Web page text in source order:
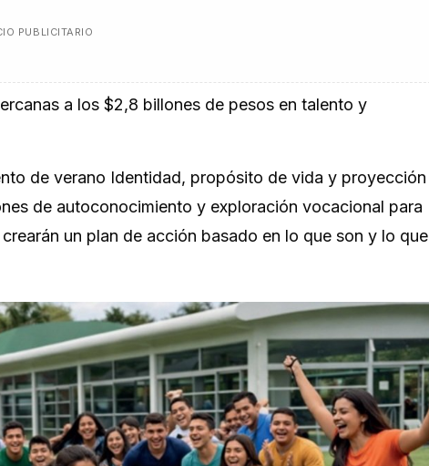
PUBLICITARIO
a los $2,8 billones de pesos en talento y
de verano Identidad, propósito de vida y proyección
de autoconocimiento y exploración vocacional para
un plan de acción basado en lo que son y lo que